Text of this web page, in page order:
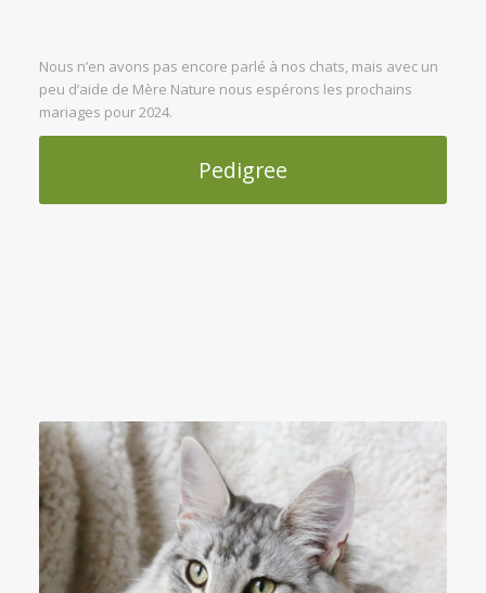
Nous n’en avons pas encore parlé à nos chats, mais avec un
peu d’aide de Mère Nature nous espérons les prochains
mariages pour 2024.
Pedigree